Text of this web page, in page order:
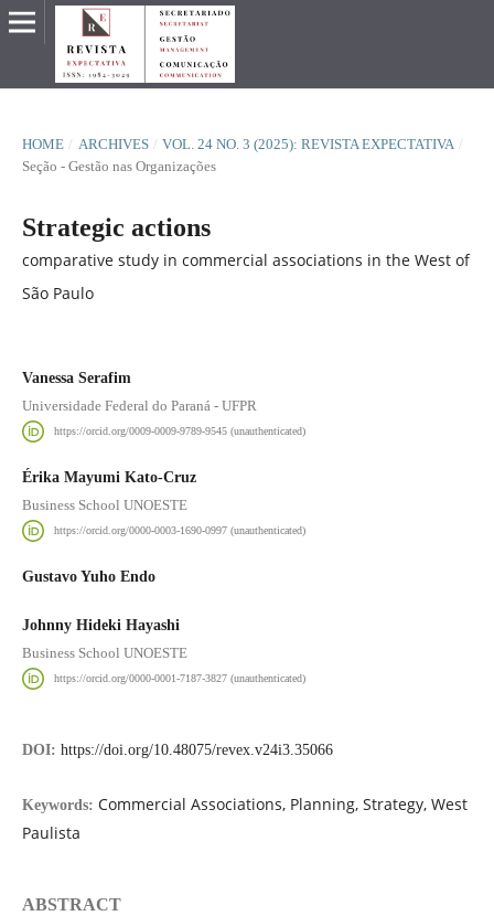
HOME / ARCHIVES / VOL. 24 NO. 3 (2025): REVISTA EXPECTATIVA /
Seção - Gestão nas Organizações
Strategic actions
comparative study in commercial associations in the West of
São Paulo
Vanessa Serafim
Universidade Federal do Paraná - UFPR
https://orcid.org/0009-0009-9789-9545 (unauthenticated)
Érika Mayumi Kato-Cruz
Business School UNOESTE
https://orcid.org/0000-0003-1690-0997 (unauthenticated)
Gustavo Yuho Endo
Johnny Hideki Hayashi
Business School UNOESTE
https://orcid.org/0000-0001-7187-3827 (unauthenticated)
DOI: https://doi.org/10.48075/revex.v24i3.35066
Keywords: Commercial Associations, Planning, Strategy, West
Paulista
ABSTRACT